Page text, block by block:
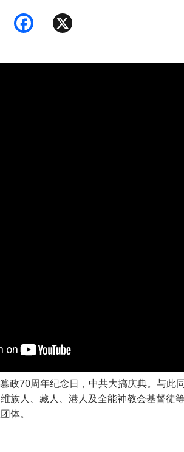
Facebook
政70周年纪念日，中共大搞庆典。与此
族人、藏人、港人及全能神教会基督徒
体。